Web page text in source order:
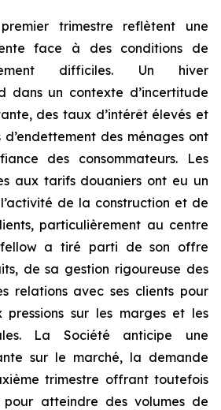
trimestre reflètent une
face à des conditions de
difficiles. Un hiver
dans un contexte d’incertitude
des taux d’intérêt élevés et
des ménages ont
des consommateurs. Les
aux tarifs douaniers ont eu un
de la construction et de
particulièrement au centre
a tiré parti de son offre
de sa gestion rigoureuse des
relations avec ses clients pour
sur les marges et les
La Société anticipe une
sur le marché, la demande
trimestre offrant toutefois
atteindre des volumes de